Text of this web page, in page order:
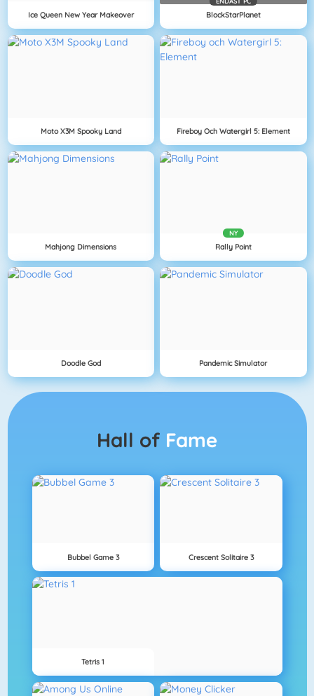
Ice Queen New Year Makeover BlockStarPlanet
Moto X3M Spooky Land Fireboy Och Watergirl 5: Element
Mahjong Dimensions
NY
Rally Point
Doodle God Pandemic Simulator
Hall of Fame
Bubbel Game 3 Crescent Solitaire 3
Tetris 1